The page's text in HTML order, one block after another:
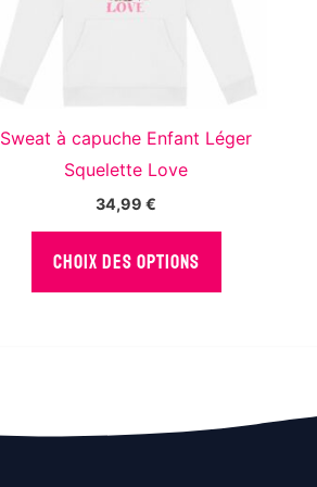
Sweat à capuche Enfant Léger
Squelette Love
34,99 €
CHOIX DES OPTIONS
Ce
a
options